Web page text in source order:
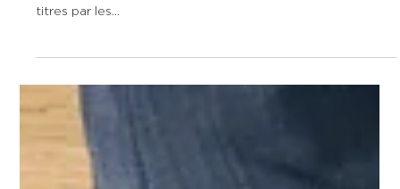
titres d’une société à ses héritiers, suivie d’un apport des